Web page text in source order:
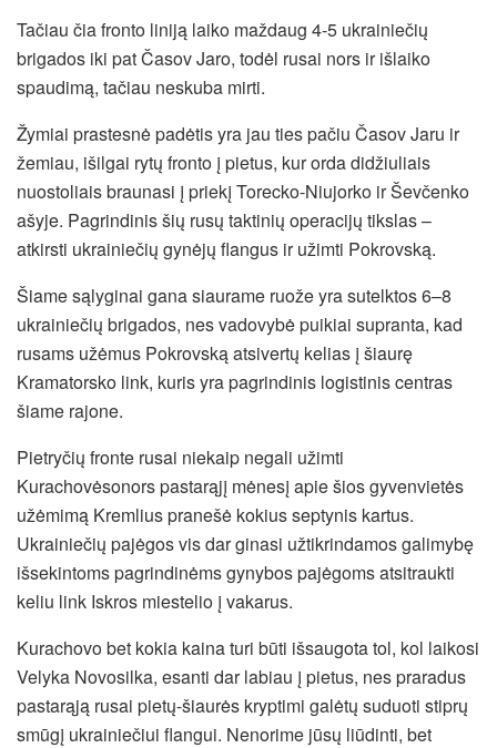
Tačiau čia fronto liniją laiko maždaug 4-5 ukrainiečių
brigados iki pat Časov Jaro, todėl rusai nors ir išlaiko
spaudimą, tačiau neskuba mirti.
Žymiai prastesnė padėtis yra jau ties pačiu Časov Jaru ir
žemiau, išilgai rytų fronto į pietus, kur orda didžiuliais
nuostoliais braunasi į priekį Torecko-Niujorko ir Ševčenko
ašyje. Pagrindinis šių rusų taktinių operacijų tikslas –
atkirsti ukrainiečių gynėjų flangus ir užimti Pokrovską.
Šiame sąlyginai gana siaurame ruože yra sutelktos 6–8
ukrainiečių brigados, nes vadovybė puikiai supranta, kad
rusams užėmus Pokrovską atsivertų kelias į šiaurę
Kramatorsko link, kuris yra pagrindinis logistinis centras
šiame rajone.
Pietryčių fronte rusai niekaip negali užimti
Kurachovėsonors pastarąjį mėnesį apie šios gyvenvietės
užėmimą Kremlius pranešė kokius septynis kartus.
Ukrainiečių pajėgos vis dar ginasi užtikrindamos galimybę
išsekintoms pagrindinėms gynybos pajėgoms atsitraukti
keliu link Iskros miestelio į vakarus.
Kurachovo bet kokia kaina turi būti išsaugota tol, kol laikosi
Velyka Novosilka, esanti dar labiau į pietus, nes praradus
pastarąją rusai pietų-šiaurės kryptimi galėtų suduoti stiprų
smūgį ukrainiečiui flangui. Nenorime jūsų liūdinti, bet